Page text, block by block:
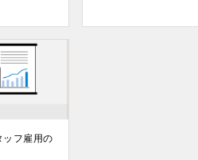
ッフ雇用の